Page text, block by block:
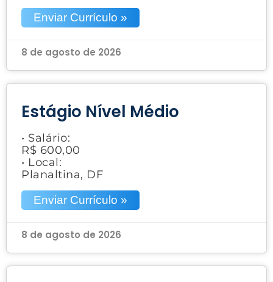
Enviar Currículo »
8 de agosto de 2026
Estágio Nível Médio
• Salário:
R$ 600,00
• Local:
Planaltina, DF
Enviar Currículo »
8 de agosto de 2026